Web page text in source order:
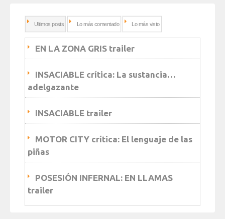
Ultimos posts Lo más comentado Lo más visto
EN LA ZONA GRIS trailer
INSACIABLE crítica: La sustancia…
adelgazante
INSACIABLE trailer
MOTOR CITY crítica: El lenguaje de las
piñas
POSESIÓN INFERNAL: EN LLAMAS
trailer